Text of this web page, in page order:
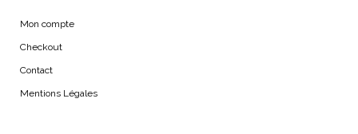
Mon compte
Checkout
Contact
Mentions Légales